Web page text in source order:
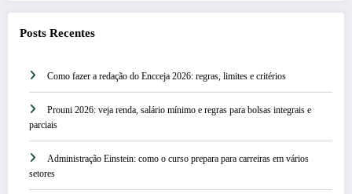
Posts Recentes
Como fazer a redação do Encceja 2026: regras, limites e critérios
Prouni 2026: veja renda, salário mínimo e regras para bolsas integrais e
parciais
Administração Einstein: como o curso prepara para carreiras em vários
setores